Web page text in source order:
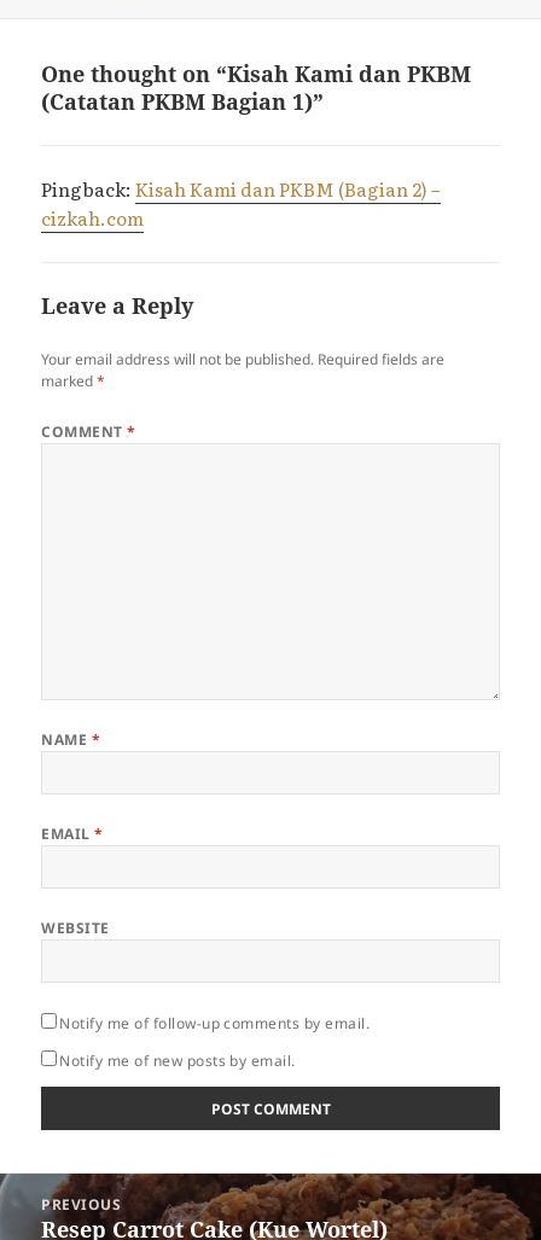
One thought on “Kisah Kami dan PKBM
(Catatan PKBM Bagian 1)”
Pingback:Kisah Kami dan PKBM (Bagian 2) –
cizkah.com
Leave a Reply
Your email address will not be published. Required fields are
marked*
COMMENT*
NAME *
EMAIL*
WEBSITE
Notify me of follow-up comments by email.
Notify me of new posts by email.
Post
navigation
PREVIOUS
Previous
Resep Carrot Cake (Kue Wortel)